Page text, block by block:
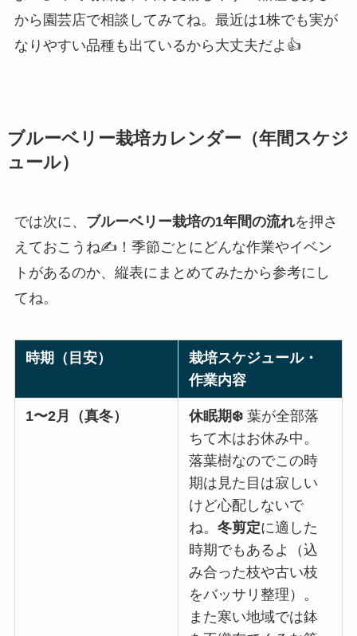
から園芸店で相談してみてね。最近は1株でも実が
なりやすい品種も出ているから大丈夫だよ👍
ブルーベリー栽培カレンダー（年間スケジ
ュール）
では次に、 ブルーベリー栽培の1年間の流れを押さ
えておこうね✍️！季節ごとにどんな作業やイベン
トがあるのか、縦表にまとめてみたから参考にし
てね。
時期（目安）
栽培スケジュール・
作業内容
1〜2月（真冬） 休眠期❄️ 葉が全部落
ちて木はお休み中。
落葉樹なのでこの時
期は見た目は寂しい
けど心配しないで
ね。冬剪定に適した
時期でもあるよ（込
み合った枝や古い枝
をバッサリ整理）。
また寒い地域では鉢